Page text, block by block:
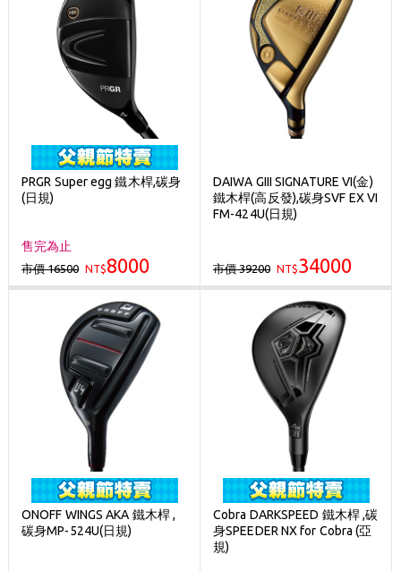
PRGR Super egg 鐵木桿,碳身
(日規)
售完為止
市價 16500 NT$8000
DAIWA GIII SIGNATURE VI(金)
鐵木桿(高反發),碳身SVF EX VI
FM-424U(日規)
市價 39200 NT$34000
ONOFF WINGS AKA 鐵木桿 ,
碳身MP-524U(日規)
Cobra DARKSPEED 鐵木桿 ,碳
身SPEEDER NX for Cobra (亞
規)